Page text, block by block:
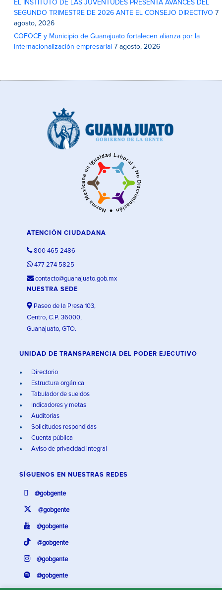
EL INSTITUTO DE LAS JUVENTUDES PRESENTA AVANCES DEL
SEGUNDO TRIMESTRE DE 2026 ANTE EL CONSEJO DIRECTIVO 7
agosto, 2026
COFOCE y Municipio de Guanajuato fortalecen alianza por la
internacionalización empresarial 7 agosto, 2026
ATENCIÓN CIUDADANA
800 465 2486
477 274 5825
contacto@guanajuato.gob.mx
NUESTRA SEDE
Paseo de la Presa 103,
Centro, C.P. 36000,
Guanajuato, GTO.
UNIDAD DE TRANSPARENCIA DEL PODER EJECUTIVO
Directorio
Estructura orgánica
Tabulador de sueldos
Indicadores y metas
Auditorías
Solicitudes respondidas
Cuenta pública
Aviso de privacidad integral
SÍGUENOS EN NUESTRAS REDES
@gobgente
@gobgente
@gobgente
@gobgente
@gobgente
@gobgente